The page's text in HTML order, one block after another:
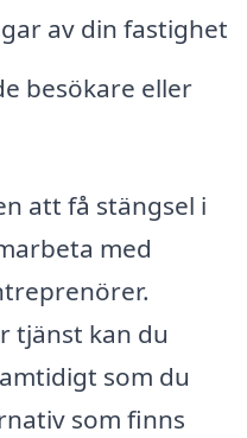
av din fastighet
besökare eller
att få stängsel i
med
tjänst kan du
som du
som finns